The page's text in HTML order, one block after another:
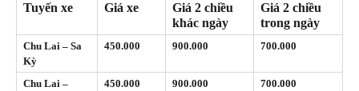
Tuyến xe Giá xe
Giá 2 chiều
khác ngày
Giá 2 chiều
trong ngày
Chu Lai – Sa
Kỳ
450.000 900.000 700.000
Chu Lai –
450.000 900.000 700.000